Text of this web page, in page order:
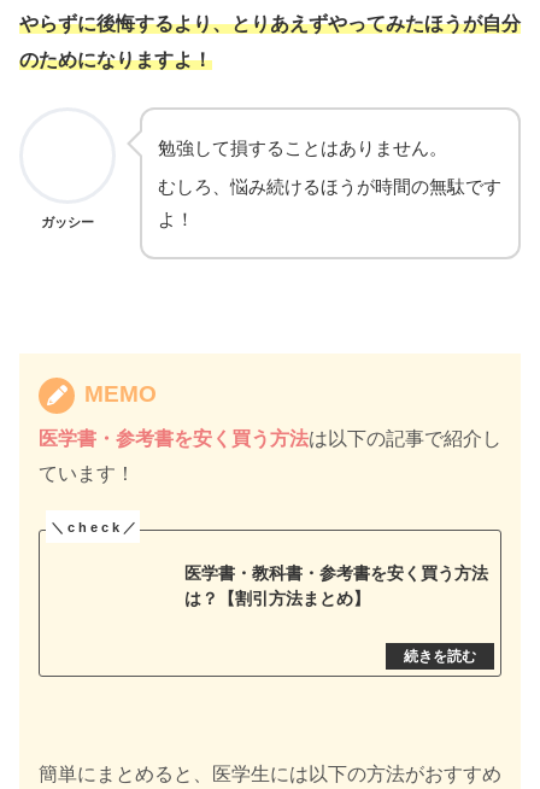
やらずに後悔するより、とりあえずやってみたほうが自分
のためになりますよ！
ガッシー
勉強して損することはありません。
むしろ、悩み続けるほうが時間の無駄です
よ！
MEMO
医学書・参考書を安く買う方法は以下の記事で紹介し
ています！
医学書・教科書・参考書を安く買う方法
は？【割引方法まとめ】
簡単にまとめると、医学生には以下の方法がおすすめ